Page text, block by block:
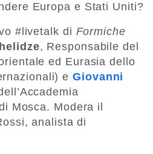
Europa e Stati Uniti?
#livetalk di Formiche
, Responsabile del
ed Eurasia dello
eGiovanni
Mosca. Modera il
analista di